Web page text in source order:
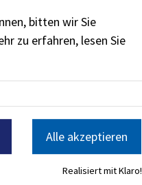
bitten wir Sie
zu erfahren, lesen Sie
Alle akzeptieren
Realisiert mit Klaro!